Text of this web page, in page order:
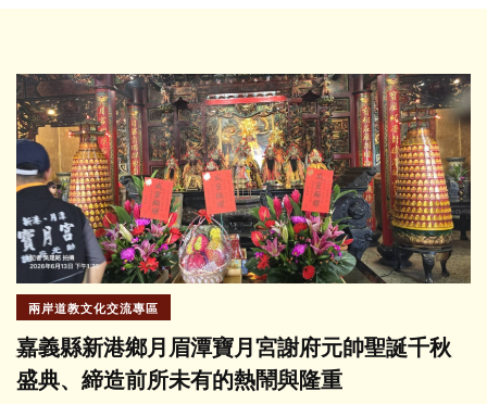
兩岸道教文化交流專區
嘉義縣新港鄉月眉潭寶月宮謝府元帥聖誕千秋
盛典、締造前所未有的熱鬧與隆重